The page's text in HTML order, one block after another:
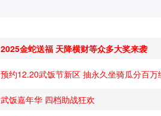
2025金蛇送福 天降横财等众多大奖来袭
预约12.20武饭节新区 抽永久坐骑瓜分百万
武饭嘉年华 四档助战狂欢